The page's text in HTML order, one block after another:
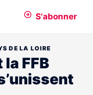
S'abonner
DE LA LOIRE
FFB